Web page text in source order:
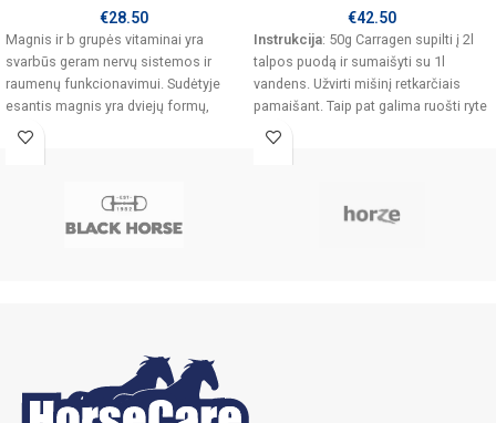
€28.50
Magnis ir b grupės vitaminai yra
svarbūs geram nervų sistemos ir
raumenų funkcionavimui. Sudėtyje
esantis magnis yra dviejų formų,
oksidas
€42.50
Instrukcija: 50g Carragen supilti į 2l
talpos puodą ir sumaišyti su 1l
vandens. Užvirti mišinį retkarčiais
pamaišant. Taip pat galima ruošti ryte
- tiesiog į indą supilti Carragen, užpilti
Sušeriama ryte ir vakare.